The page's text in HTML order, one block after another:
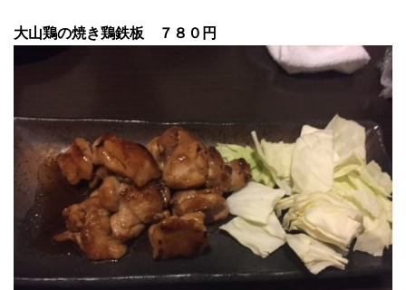
大山鶏の焼き鶏鉄板 ７８０円